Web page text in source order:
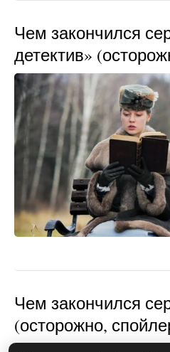
Чем закончился
детектив»
Чем закончился
(осторожно,